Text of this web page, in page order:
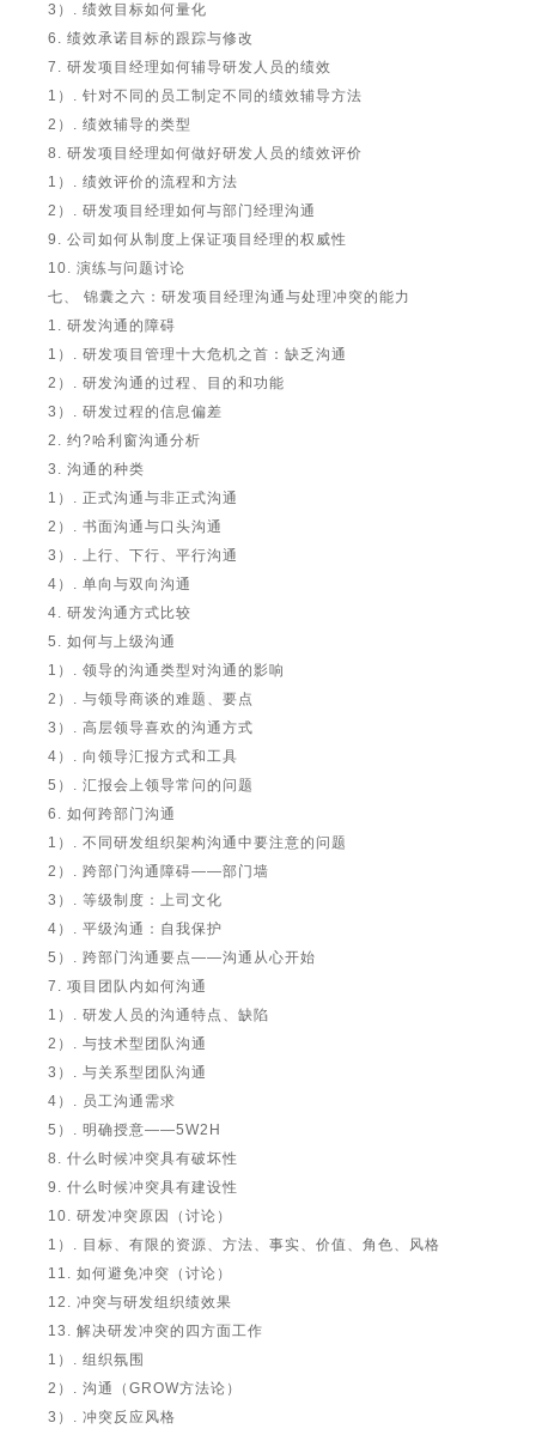
3）. 绩效目标如何量化
6. 绩效承诺目标的跟踪与修改
7. 研发项目经理如何辅导研发人员的绩效
1）. 针对不同的员工制定不同的绩效辅导方法
2）. 绩效辅导的类型
8. 研发项目经理如何做好研发人员的绩效评价
1）. 绩效评价的流程和方法
2）. 研发项目经理如何与部门经理沟通
9. 公司如何从制度上保证项目经理的权威性
10. 演练与问题讨论
七、 锦囊之六：研发项目经理沟通与处理冲突的能力
1. 研发沟通的障碍
1）. 研发项目管理十大危机之首：缺乏沟通
2）. 研发沟通的过程、目的和功能
3）. 研发过程的信息偏差
2. 约?哈利窗沟通分析
3. 沟通的种类
1）. 正式沟通与非正式沟通
2）. 书面沟通与口头沟通
3）. 上行、下行、平行沟通
4）. 单向与双向沟通
4. 研发沟通方式比较
5. 如何与上级沟通
1）. 领导的沟通类型对沟通的影响
2）. 与领导商谈的难题、要点
3）. 高层领导喜欢的沟通方式
4）. 向领导汇报方式和工具
5）. 汇报会上领导常问的问题
6. 如何跨部门沟通
1）. 不同研发组织架构沟通中要注意的问题
2）. 跨部门沟通障碍——部门墙
3）. 等级制度：上司文化
4）. 平级沟通：自我保护
5）. 跨部门沟通要点——沟通从心开始
7. 项目团队内如何沟通
1）. 研发人员的沟通特点、缺陷
2）. 与技术型团队沟通
3）. 与关系型团队沟通
4）. 员工沟通需求
5）. 明确授意——5W2H
8. 什么时候冲突具有破坏性
9. 什么时候冲突具有建设性
10. 研发冲突原因（讨论）
1）. 目标、有限的资源、方法、事实、价值、角色、风格
11. 如何避免冲突（讨论）
12. 冲突与研发组织绩效果
13. 解决研发冲突的四方面工作
1）. 组织氛围
2）. 沟通（GROW方法论）
3）. 冲突反应风格